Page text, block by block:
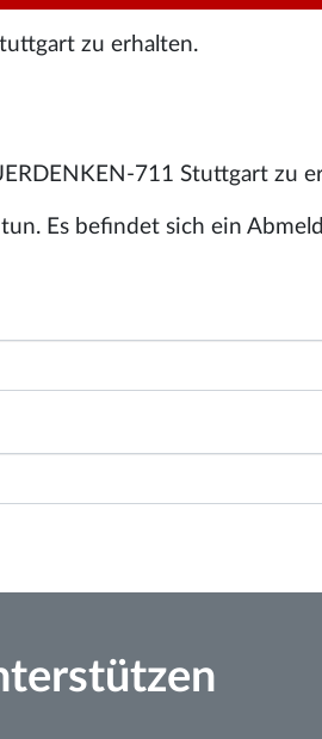
zu erhalten.
711 Stuttgart zu
Es befindet sich ein